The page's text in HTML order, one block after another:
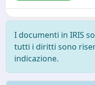
I documenti in IRIS
tutti i diritti sono
indicazione.